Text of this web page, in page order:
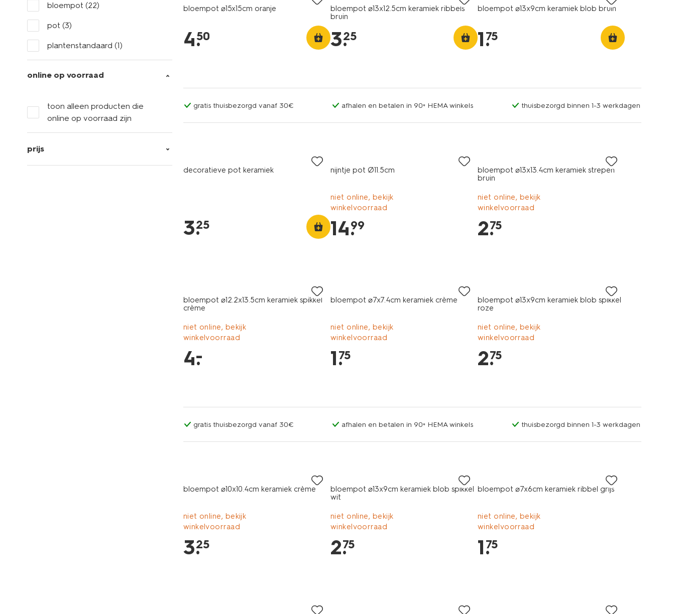
bloempot (22)
pot (3)
plantenstandaard (1)
online op voorraad
toon alleen producten die
online op voorraad zijn
prijs
bloempot ⌀15x15cm oranje
4.
50
bloempot ⌀13x12.5cm keramiek ribbels
bruin
3.
25
bloempot ⌀13x9cm keramiek blob bruin
1.
75
gratis thuisbezorgd vanaf 30€ afhalen en betalen in 90+ HEMA winkels thuisbezorgd binnen 1-3 werkdagen
decoratieve pot keramiek
3.
25
nijntje pot Ø11.5cm
niet online, bekijk
winkelvoorraad
14.
99
bloempot ⌀13x13.4cm keramiek strepen
bruin
niet online, bekijk
winkelvoorraad
2.
75
bloempot ⌀12.2x13.5cm keramiek spikkel
crème
niet online, bekijk
winkelvoorraad
4.
–
bloempot ⌀7x7.4cm keramiek crème
niet online, bekijk
winkelvoorraad
1.
75
bloempot ⌀13x9cm keramiek blob spikkel
roze
niet online, bekijk
winkelvoorraad
2.
75
gratis thuisbezorgd vanaf 30€ afhalen en betalen in 90+ HEMA winkels thuisbezorgd binnen 1-3 werkdagen
bloempot ⌀10x10.4cm keramiek crème
niet online, bekijk
winkelvoorraad
3.
25
bloempot ⌀13x9cm keramiek blob spikkel
wit
niet online, bekijk
winkelvoorraad
2.
75
bloempot ⌀7x6cm keramiek ribbel grijs
niet online, bekijk
winkelvoorraad
1.
75